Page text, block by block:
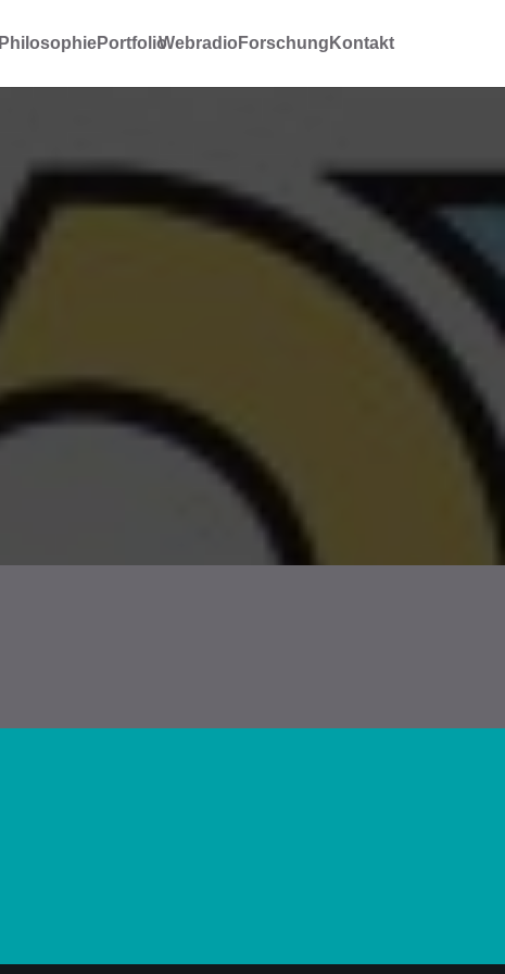
PhilosophiePortfolioWebradio Forschung Kontakt